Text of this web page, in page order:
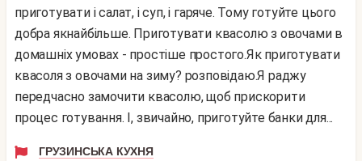
приготувати і салат, і суп, і гаряче. Тому готуйте цього
добра якнайбільше. Приготувати квасолю з овочами в
домашніх умовах - простіше простого.Як приготувати
квасоля з овочами на зиму? розповідаю.Я раджу
передчасно замочити квасолю, щоб прискорити
процес готування. І, звичайно, приготуйте банки для...
ГРУЗИНСЬКА КУХНЯ